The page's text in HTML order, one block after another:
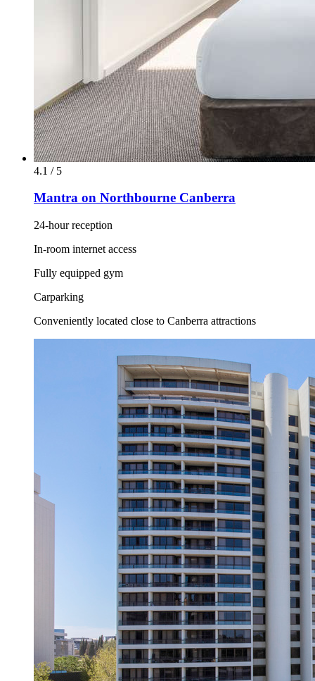
4.1 / 5
Mantra on Northbourne Canberra
24-hour reception
In-room internet access
Fully equipped gym
Carparking
Conveniently located close to Canberra attractions